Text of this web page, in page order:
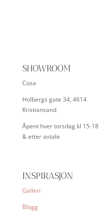
SHOWROOM
Cosa
Holbergs gate 34, 4614
Kristiansand
Åpent hver torsdag kl 15-18
& etter avtale
INSPIRASJON
Galleri
Blogg